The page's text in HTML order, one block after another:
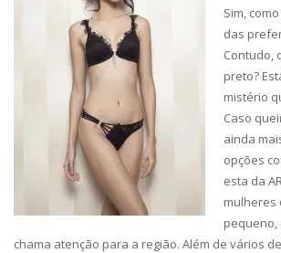
Sim,
das
Contudo,
preto?
mistério
Caso
ainda
opções
esta da
mulheres
pequeno,
chama atenção para a região. Além de vários